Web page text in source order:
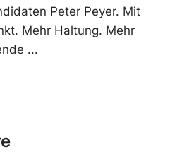
Peter Peyer. Mit
Mehr Haltung. Mehr